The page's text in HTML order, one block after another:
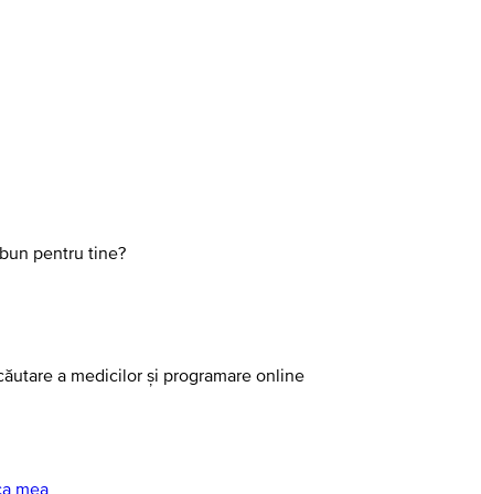
pentru tine?
a medicilor și programare online
mea